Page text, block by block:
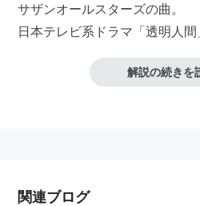
サザンオールスターズの曲。
日本テレビ系ドラマ「透明人間
解説の続きを
関連ブログ